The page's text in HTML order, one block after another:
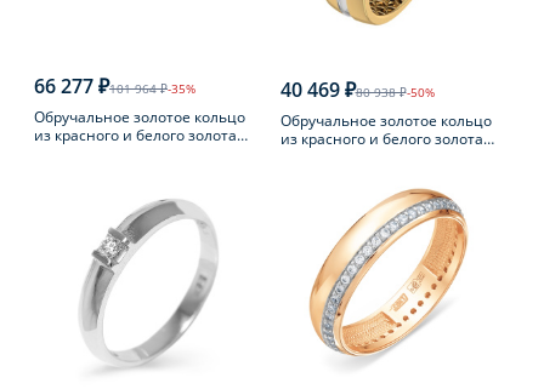
66 277 ₽101 964 ₽-35%
Обручальное золотое кольцо
из красного и белого золота
40 469 ₽80 938 ₽-50%
Обручальное золотое кольцо
из красного и белого золота